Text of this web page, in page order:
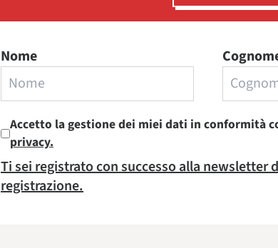
Nome
Accetto la gestione dei miei dati in conformità
privacy.
Ti sei registrato con successo alla newsletter
registrazione.